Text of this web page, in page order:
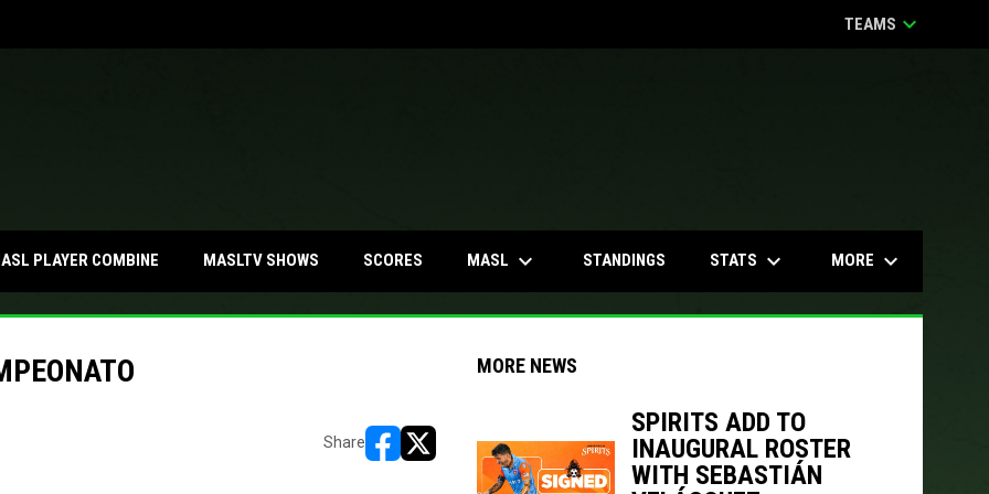
TEAMS keyboard_arrow_down
PLAYER COMBINE MASLTV SHOWS SCORES MASL keyboard_arrow_down STANDINGS STATS keyboard_arrow_down MORE keyboard_arrow_down
Share
opens in new window
opens in new window
MORE NEWS
SPIRITS ADD TO
INAUGURAL ROSTER
WITH SEBASTIÁN